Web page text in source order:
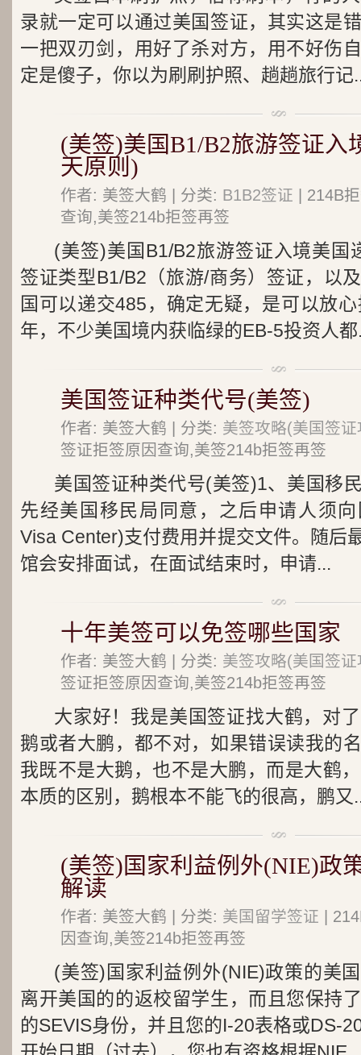
录就一定可以通过美国签证，其实这是
一把双刃剑，用好了杀对方，用不好伤
定是傻子，你以为刷刷护照、趟趟旅行记
(美签)美国B1/B2旅游签证入
天原则)
作者: 美签大鹤 | 分类: B1B2签证 | 214B
查询,美签214b拒签再签
(美签)美国B1/B2旅游签证入境美国
签证类型B1/B2（旅游/商务）签证，以
国可以递交485，确定无疑，是可以放
年，不少美国境内获临绿的EB-5投资人都
美国签证种类代号(美签)
作者: 美签大鹤 | 分类: 美签攻略(美国签证
签证拒签原因查询,美签214b拒签再签
美国签证种类代号(美签)1、美国移
先经美国移民局同意，之后申请人须
Visa Center)支付费用并提交文件。随后
馆会安排面试，在面试结束时，申请...
十年美签可以免签哪些国家
作者: 美签大鹤 | 分类: 美签攻略(美国签证
签证拒签原因查询,美签214b拒签再签
大家好！我是美国签证找大鹤，对
鹅或者大鹏，都不对，如果错误读我的
我既不是大鹅，也不是大鹏，而是大鹤
本质的区别，鹅根本不能飞的很高，鹏又
(美签)国家利益例外(NIE)政
解读
作者: 美签大鹤 | 分类: 美国留学签证 |
因查询,美签214b拒签再签
(美签)国家利益例外(NIE)政策的美
离开美国的的返校留学生，而且您保持
的SEVIS身份，并且您的I-20表格或DS-